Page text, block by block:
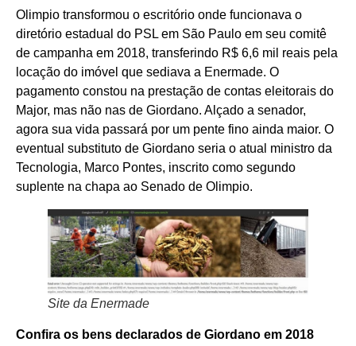
Olimpio transformou o escritório onde funcionava o
diretório estadual do PSL em São Paulo em seu comitê
de campanha em 2018, transferindo R$ 6,6 mil reais pela
locação do imóvel que sediava a Enermade. O
pagamento constou na prestação de contas eleitorais do
Major, mas não nas de Giordano. Alçado a senador,
agora sua vida passará por um pente fino ainda maior. O
eventual substituto de Giordano seria o atual ministro da
Tecnologia, Marco Pontes, inscrito como segundo
suplente na chapa ao Senado de Olimpio.
Site da Enermade
Confira os bens declarados de Giordano em 2018